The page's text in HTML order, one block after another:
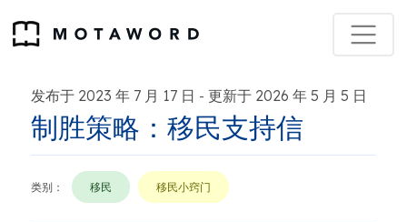
发布于 2023 年 7 月 17 日 - 更新于 2026 年 5 月 5 日
制胜策略：移民支持信
类别： 移民 移民小窍门